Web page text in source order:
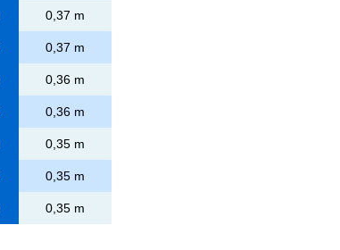
0,37 m
0,37 m
0,36 m
0,36 m
0,35 m
0,35 m
0,35 m